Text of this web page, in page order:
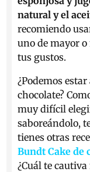
natural y el
recomiendo
uno de mayor
tus gustos.
¿Podemos
chocolate?
muy difícil
saboreándolo,
tienes otras
Bundt Cake de
¿Cuál te cautiva